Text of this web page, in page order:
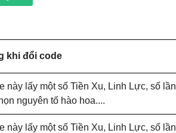
khi đổi code
này lấy một số Tiền Xu, Linh Lực, số lần
nguyên tố hào hoa....
này lấy một số Tiền Xu, Linh Lực, số lần